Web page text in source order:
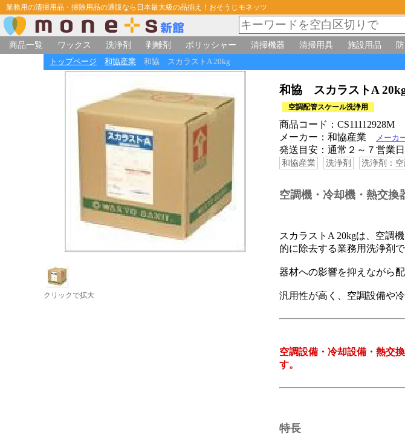
業務用の清掃用品・掃除用品の通販なら日本最大級の品揃え！おそうじモネッツ
商品一覧
ワックス 洗浄剤 剥離剤 ポリッシャー 清掃機器 清掃用具 施設用品
トップページ 和協産業 和協 スカラストA 20kg
クリックで拡大
和協 スカラストA
空調配管スケール洗浄用
商品コード：CS11112928M
メーカー：和協産業
メーカ
発送目安：通常２～７営業
和協産業 洗浄剤 洗浄剤：
空調機・冷却機・熱交換
スカラストA 20kgは、空調
的に除去する業務用洗浄剤で
器材への影響を抑えながら
汎用性が高く、空調設備や
空調設備・冷却設備・熱交
す。
特長